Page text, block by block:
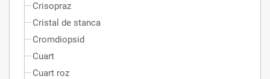
Crisopraz
Cristal de stanca
Cromdiopsid
Cuart
Cuart roz